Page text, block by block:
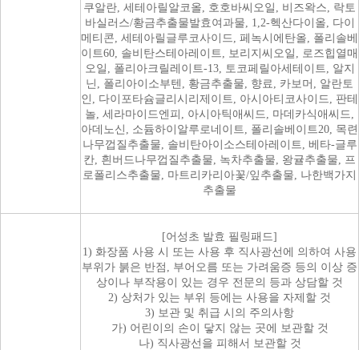
쿠알란, 세테아릴알코올, 호호바씨오일, 비즈왁스, 락토
바실러스/황금추출물발효여과물, 1,2-헥산다이올, 다이
메티콘, 세테아릴글루코사이드, 페녹시에탄올, 폴리솔베
이트60, 솔비탄스테아레이트, 보리지씨오일, 로즈힙열매
오일, 폴리아크릴레이트-13, 토코페릴아세테이트, 알지
닌, 폴리아이소부텐, 황금추출물, 향료, 카보머, 알란토
인, 다이포타슘글리시리제이트, 아시아티코사이드, 판테
놀, 세라마이드엔피, 아시아틱애씨드, 마데카식애씨드,
아데노신, 소듐하이알루로네이트, 폴리솔베이트20, 목련
나무껍질추출물, 솔비탄아이소스테아레이트, 베타-글루
칸, 흰버드나무껍질추출물, 녹차추출물, 왕귤추출물, 프
로폴리스추출물, 마트리카리아꽃/잎추출물, 나한백가지
추출물
[어성초 발효 필링패드]
1) 화장품 사용 시 또는 사용 후 직사광선에 의하여 사용
부위가 붉은 반점, 부어오름 또는 가려움증 등의 이상 증
상이나 부작용이 있는 경우 전문의 등과 상담할 것
2) 상처가 있는 부위 등에는 사용을 자제할 것
3) 보관 및 취급 시의 주의사항
가) 어린이의 손이 닿지 않는 곳에 보관할 것
나) 직사광선을 피해서 보관할 것